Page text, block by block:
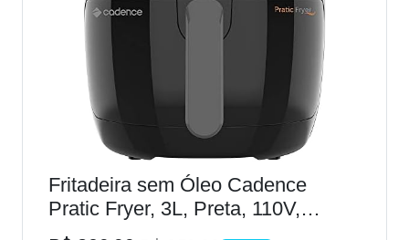
Fritadeira sem Óleo Cadence
Pratic Fryer, 3L, Preta, 110V,
FRT515